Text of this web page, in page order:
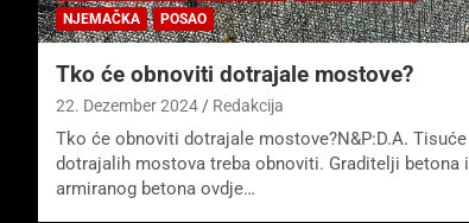
NJEMAČKA
POSAO
Tko će obnoviti dotrajale mostove?
22. Dezember 2024 Redakcija
Tko će obnoviti dotrajale mostove?N&P:D.A. Tisuće
dotrajalih mostova treba obnoviti. Graditelji betona i
armiranog betona ovdje…